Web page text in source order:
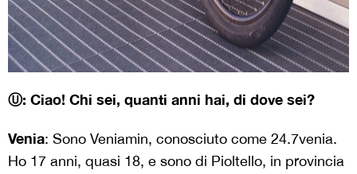
Ⓤ: Ciao! Chi sei, quanti anni hai, di dove sei?
Venia: Sono Veniamin, conosciuto come 24.7venia.
Ho 17 anni, quasi 18, e sono di Pioltello, in provincia